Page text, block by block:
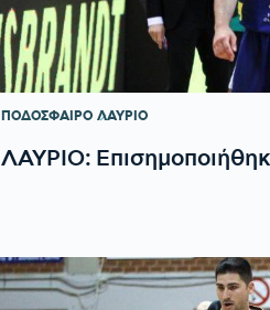
ΠΟΔΟΣΦΑΙΡΟ ΛΑΥΡΙΟ
ΛΑΥΡΙΟ: